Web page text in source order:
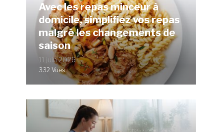
Avec les repas minceur à
domicile, simplifiez vos repas
malgré les changements de
saison
11 juin 2026
332 Vues